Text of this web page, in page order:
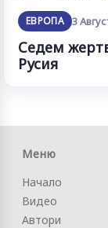
ЕВРОПА 3
Седем
Русия
Меню
Начало
Видео
Автори